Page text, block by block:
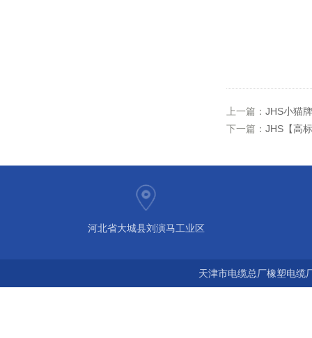
上一篇： JHS小猫
下一篇： JHS【高
河北省大城县刘演马工业区
天津市电缆总厂橡塑电